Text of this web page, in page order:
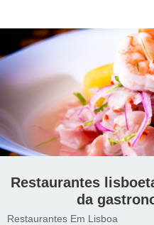
Restaurantes
da
Restaurantes Em Lisboa